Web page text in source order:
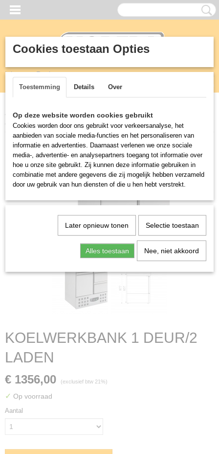
Inloggen Registreren
(0)
Home >Koeling>Koelwerkbanken>KOELWERKBANK 1 DEUR/2
LADEN
KOELWERKBANK 1 DEUR/2
LADEN
€ 1356,00 (exclusief btw 21%)
✓ Op voorraad
Aantal
Cookies toestaan Opties
Toestemming Details Over
Op deze website worden cookies gebruikt
Cookies worden door ons gebruikt voor verkeersanalyse, het
aanbieden van sociale media-functies en het personaliseren van
informatie en advertenties. Daarnaast verlenen we onze sociale
media-, advertentie- en analysepartners toegang tot informatie over
hoe u onze site gebruikt. Zij kunnen deze informatie gebruiken in
combinatie met andere gegevens die zij mogelijk hebben verzameld
door uw gebruik van hun diensten of die u hen hebt verstrekt.
Later opnieuw tonen Selectie toestaan
Alles toestaan Nee, niet akkoord